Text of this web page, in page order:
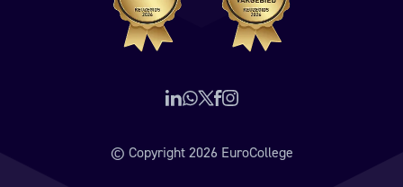
Volg ons op LinkedIn
Neem contact op via WhatsApp
Volg ons op X (voorheen Twitter)
Volg ons op Facebook
Volg ons op Instagram
© Copyright 2026 EuroCollege